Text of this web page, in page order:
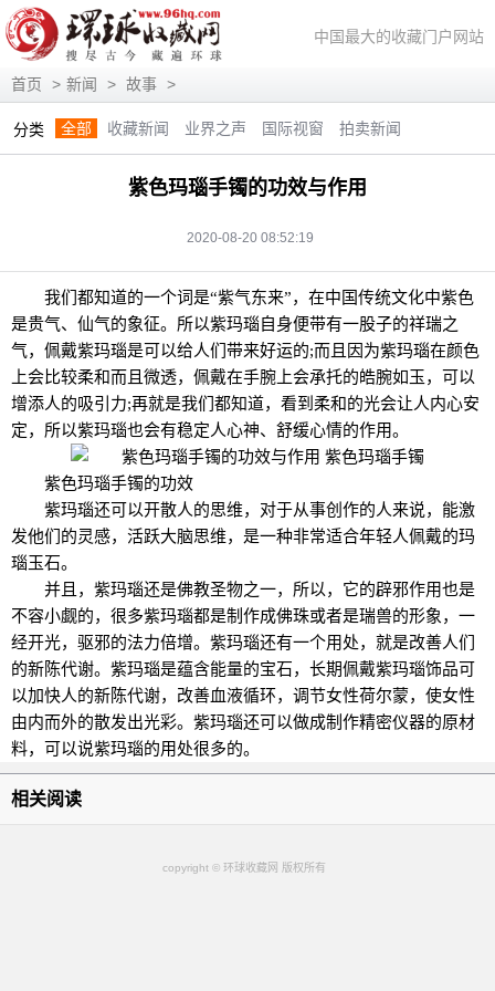
中国最大的收藏门户网站
首页 > 新闻 > 故事 >
分类 全部 收藏新闻 业界之声 国际视窗
拍卖新闻
展会信息
艺术投资 人物访谈 评论观察
视频访谈
艺术评论 快讯 滚动 动态
紫色玛瑙手镯的功效与作用
2020-08-20 08:52:19
我们都知道的一个词是“紫气东来”，在中国传统文化中紫色
是贵气、仙气的象征。所以紫玛瑙自身便带有一股子的祥瑞之
气，佩戴紫玛瑙是可以给人们带来好运的;而且因为紫玛瑙在颜色
上会比较柔和而且微透，佩戴在手腕上会承托的皓腕如玉，可以
增添人的吸引力;再就是我们都知道，看到柔和的光会让人内心安
定，所以紫玛瑙也会有稳定人心神、舒缓心情的作用。
紫色玛瑙手镯的功效
紫玛瑙还可以开散人的思维，对于从事创作的人来说，能激
发他们的灵感，活跃大脑思维，是一种非常适合年轻人佩戴的玛
瑙玉石。
并且，紫玛瑙还是佛教圣物之一，所以，它的辟邪作用也是
不容小觑的，很多紫玛瑙都是制作成佛珠或者是瑞兽的形象，一
经开光，驱邪的法力倍增。紫玛瑙还有一个用处，就是改善人们
的新陈代谢。紫玛瑙是蕴含能量的宝石，长期佩戴紫玛瑙饰品可
以加快人的新陈代谢，改善血液循环，调节女性荷尔蒙，使女性
由内而外的散发出光彩。紫玛瑙还可以做成制作精密仪器的原材
料，可以说紫玛瑙的用处很多的。
相关阅读
copyright © 环球收藏网 版权所有